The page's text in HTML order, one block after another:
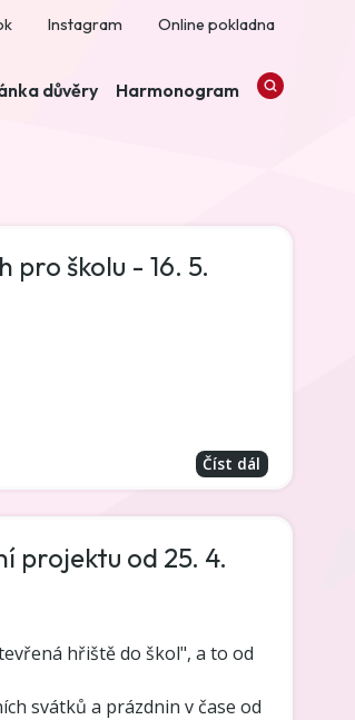
Instagram Online pokladna
důvěry Harmonogram
pro školu - 16. 5.
Číst dál
projektu od 25. 4.
hřiště do škol", a to od
svátků a prázdnin v čase od